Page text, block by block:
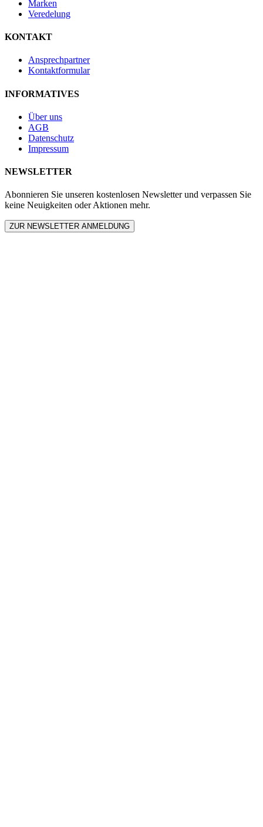
Marken
Veredelung
KONTAKT
Ansprechpartner
Kontaktformular
INFORMATIVES
Über uns
AGB
Datenschutz
Impressum
NEWSLETTER
Abonnieren Sie unseren kostenlosen Newsletter und verpassen Sie
keine Neuigkeiten oder Aktionen mehr.
ZUR NEWSLETTER ANMELDUNG